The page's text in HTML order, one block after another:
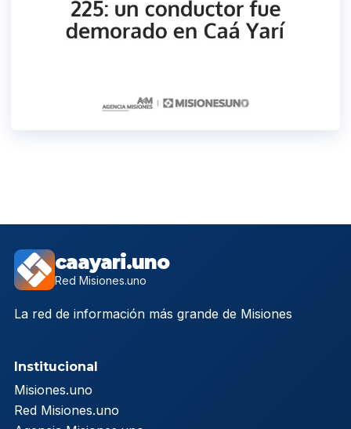
caayari.uno
Red Misiones.uno
La red de información más grande de Misiones
Institucional
Misiones.uno
Red Misiones.uno